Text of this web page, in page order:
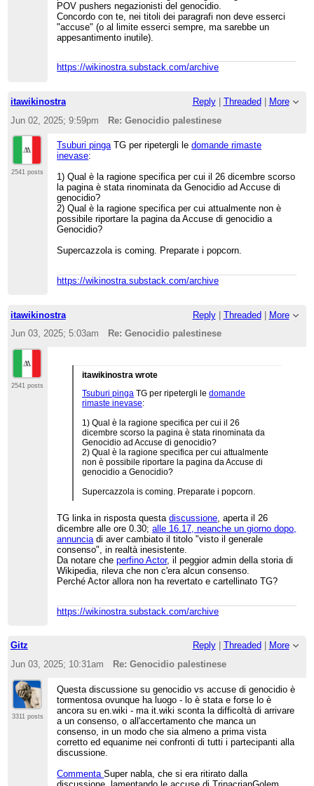
POV pushers negazionisti del genocidio.
Concordo con te, nei titoli dei paragrafi non deve esserci
"accuse" (o al limite esserci sempre, ma sarebbe un
appesantimento inutile).
https://wikinostra.substack.com/archive
itawikinostra Reply| Threaded | More
Jun 02, 2025; 9:59pm
Re: Genocidio palestinese
2541 posts
Tsuburi pingaTG per ripetergli ledomande rimaste
inevase:
1) Qual è la ragione specifica per cui il 26 dicembre scorso
la pagina è stata rinominata da Genocidio ad Accuse di
genocidio?
2) Qual è la ragione specifica per cui attualmente non è
possibile riportare la pagina da Accuse di genocidio a
Genocidio?
Supercazzola is coming. Preparate i popcorn.
https://wikinostra.substack.com/archive
itawikinostra Reply| Threaded | More
Jun 03, 2025; 5:03am
Re: Genocidio palestinese
2541 posts
itawikinostra wrote
Tsuburi pinga TG per ripetergli ledomande
rimaste inevase:
1) Qual è la ragione specifica per cui il 26
dicembre scorso la pagina è stata rinominata da
Genocidio ad Accuse di genocidio?
2) Qual è la ragione specifica per cui attualmente
non è possibile riportare la pagina da Accuse di
genocidio a Genocidio?
Supercazzola is coming. Preparate i popcorn.
TG linka in risposta questadiscussione, aperta il 26
dicembre alle ore 0.30;alle 16.17, neanche un giorno dopo,
annunciadi aver cambiato il titolo "visto il generale
consenso", in realtà inesistente.
Da notare cheperfino Actor, il peggior admin della storia di
Wikipedia, rileva che non c'era alcun consenso.
Perché Actor allora non ha revertato e cartellinato TG?
https://wikinostra.substack.com/archive
Gitz Reply| Threaded
More
Jun 03, 2025; 10:31am
Re: Genocidio palestinese
3311 posts
Questa discussione su genocidio vs accuse di genocidio è
tormentosa ovunque ha luogo - lo è stata e forse lo è
ancora su en.wiki - ma it.wiki sconta la difficoltà di arrivare
a un consenso, o all'accertamento che manca un
consenso, in un modo che sia almeno a prima vista
corretto ed equanime nei confronti di tutti i partecipanti alla
discussione.
CommentaSuper nabla, che si era ritirato dalla